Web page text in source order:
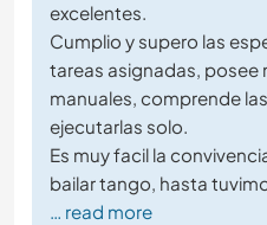
excelentes.
Cumplio y supero las
tareas asignadas, posee
manuales, comprende
ejecutarlas solo.
Es muy facil la
bailar tango, hasta
… read more